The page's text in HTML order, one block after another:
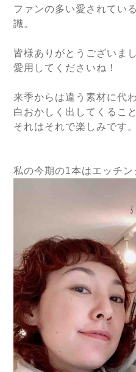
ファンの多い愛されてい
識。
皆様ありがとうございまし
愛用してくださいね！
来季からは違う素材に代
白おかしく出してくるこ
それはそれで楽しみです。
私の今期の1本はエッチン